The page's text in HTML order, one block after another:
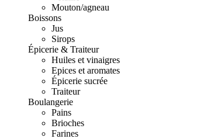
Mouton/agneau
Boissons
Jus
Sirops
Épicerie & Traiteur
Huiles et vinaigres
Epices et aromates
Épicerie sucrée
Traiteur
Boulangerie
Pains
Brioches
Farines